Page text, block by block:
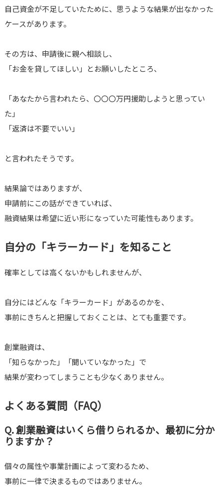
自己資金が不足していたために、思うような結果が出なかった
ケースがあります。
その方は、申請後に親へ相談し、
「お金を貸してほしい」とお願いしたところ、
「あなたから言われたら、〇〇〇万円援助しようと思ってい
た」
「返済は不要でいい」
と言われたそうです。
結果論ではありますが、
申請前にこの話ができていれば、
融資結果は希望に近い形になっていた可能性もあります。
自分の「キラーカード」を知ること
確率としては高くないかもしれませんが、
自分にはどんな「キラーカード」があるのかを、
事前にきちんと把握しておくことは、とても重要です。
創業融資は、
「知らなかった」「聞いていなかった」で
結果が変わってしまうことも少なくありません。
よくある質問（FAQ）
Q. 創業融資はいくら借りられるか、最初に分か
りますか？
個々の属性や事業計画によって変わるため、
事前に一律で決まるものではありません。